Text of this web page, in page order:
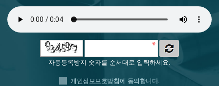
자동등록방지 숫자를 순서대로 입력하세요.
개인정보보호방침에 동의합니다.